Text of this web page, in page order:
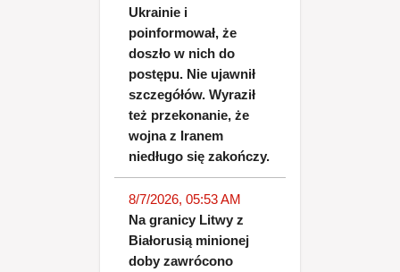
Ukrainie i
poinformował, że
doszło w nich do
postępu. Nie ujawnił
szczegółów. Wyraził
też przekonanie, że
wojna z Iranem
niedługo się zakończy.
8/7/2026, 05:53 AM
Na granicy Litwy z
Białorusią minionej
doby zawrócono